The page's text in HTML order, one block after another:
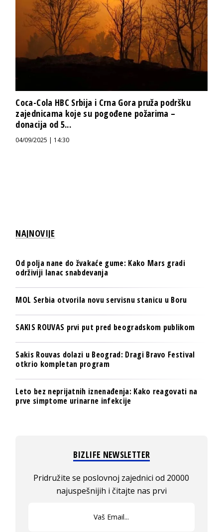
Coca-Cola HBC Srbija i Crna Gora pruža podršku
zajednicama koje su pogođene požarima –
donacija od 5...
04/09/2025 | 14:30
NAJNOVIJE
Od polja nane do žvakaće gume: Kako Mars gradi
održiviji lanac snabdevanja
MOL Serbia otvorila novu servisnu stanicu u Boru
SAKIS ROUVAS prvi put pred beogradskom publikom
Sakis Rouvas dolazi u Beograd: Dragi Bravo Festival
otkrio kompletan program
Leto bez neprijatnih iznenađenja: Kako reagovati na
prve simptome urinarne infekcije
BIZLIFE NEWSLETTER
Pridružite se poslovnoj zajednici od 20000
najuspešnijih i čitajte nas prvi